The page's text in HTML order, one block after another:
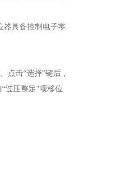
器具备控制电子零
点击“选择"键后，
过压整定"项移位